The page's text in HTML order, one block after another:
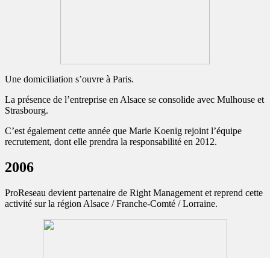
Une domiciliation s’ouvre à Paris.
La présence de l’entreprise en Alsace se consolide avec Mulhouse et
Strasbourg.
C’est également cette année que Marie Koenig rejoint l’équipe
recrutement, dont elle prendra la responsabilité en 2012.
2006
ProReseau devient partenaire de Right Management et reprend cette
activité sur la région Alsace / Franche-Comté / Lorraine.